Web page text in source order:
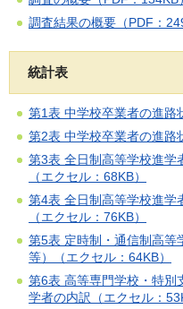
調査結果の概要（PDF：
統計表
第1表 中学校卒業者の進路
第2表 中学校卒業者の進路
第3表 全日制高等学校進学
（エクセル：68KB）
第4表 全日制高等学校進学
（エクセル：76KB）
第5表 定時制・通信制高等
等）（エクセル：64KB）
第6表 高等専門学校・特別
学者の内訳（エクセル：